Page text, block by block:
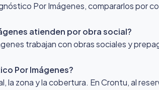
Por Imágenes, compararlos por
atienden por obra social?
trabajan con obras sociales y
Por Imágenes?
la zona y la cobertura. En Crontu, al